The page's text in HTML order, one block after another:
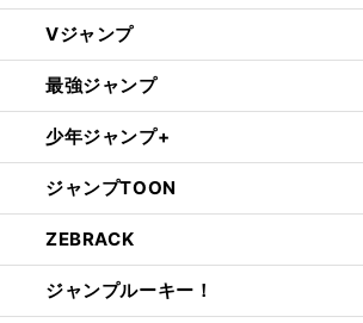
Vジャンプ
最強ジャンプ
少年ジャンプ+
ジャンプTOON
ZEBRACK
ジャンプルーキー！